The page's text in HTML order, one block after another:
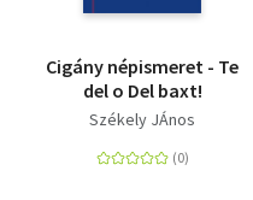
Cigány népismeret - Te
del o Del baxt!
Székely JÁnos